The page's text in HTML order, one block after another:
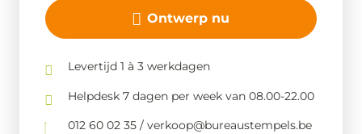
Ontwerp nu
Levertijd 1 à 3 werkdagen
Helpdesk 7 dagen per week van 08.00-22.00
012 60 02 35 / verkoop@bureaustempels.be